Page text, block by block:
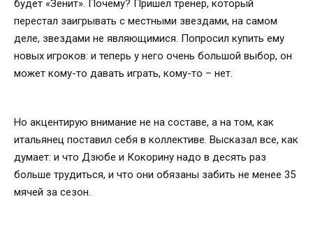
будет «Зенит». Почему? Пришел тренер, который
перестал заигрывать с местными звездами, на самом
деле, звездами не являющимися. Попросил купить ему
новых игроков: и теперь у него очень большой выбор, он
может кому-то давать играть, кому-то – нет.
Но акцентирую внимание не на составе, а на том, как
итальянец поставил себя в коллективе. Высказал все, как
думает: и что Дзюбе и Кокорину надо в десять раз
больше трудиться, и что они обязаны забить не менее 35
мячей за сезон.